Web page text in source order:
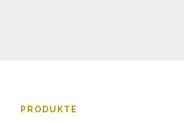
PRODUKTE